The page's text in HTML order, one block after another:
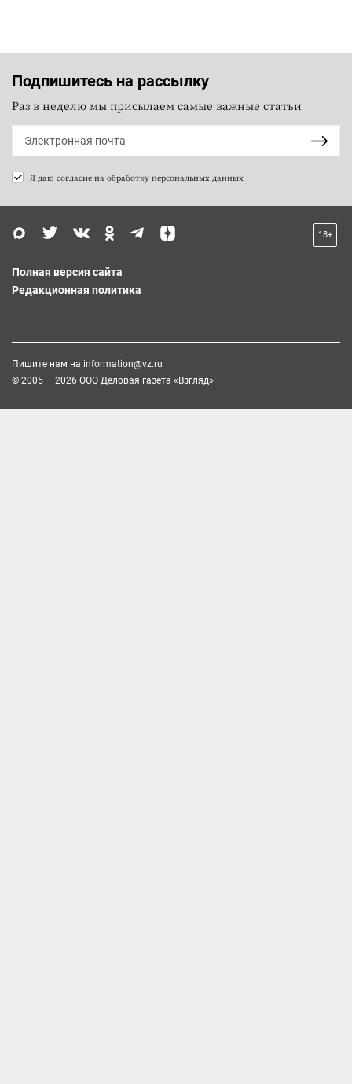
Подпишитесь на рассылку
Раз в неделю мы присылаем самые важные статьи
Я даю согласие на обработку персональных данных
18+
Полная версия сайта
Редакционная политика
Пишите нам на information@vz.ru
© 2005 — 2026 ООО Деловая газета «Взгляд»